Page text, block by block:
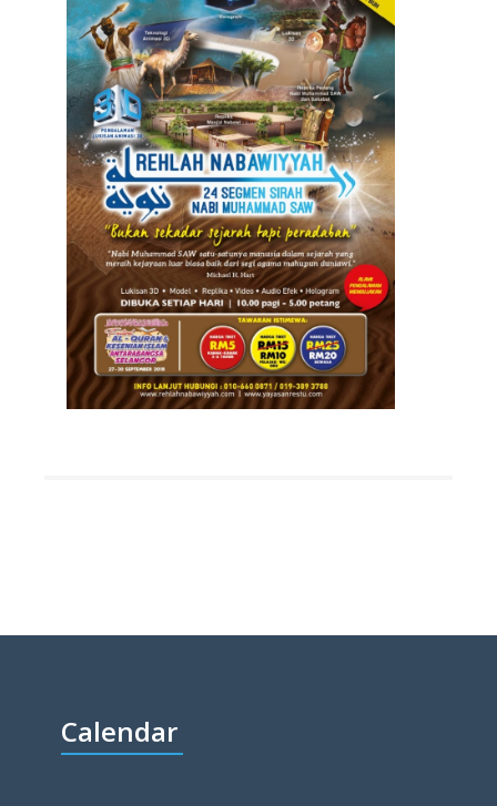
Calendar